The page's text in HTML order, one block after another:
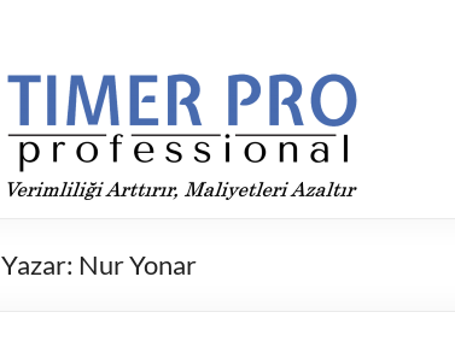
Pro
ile
Üretimde
maliyetleri
Yazar: Nur Yonar